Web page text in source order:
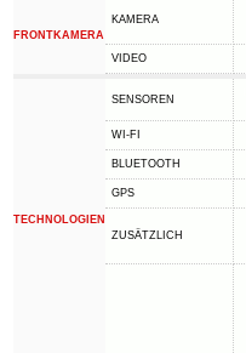
FRONTKAMERA
KAMERA
VIDEO
TECHNOLOGIEN
SENSOREN
WI-FI
BLUETOOTH
GPS
ZUSÄTZLICH